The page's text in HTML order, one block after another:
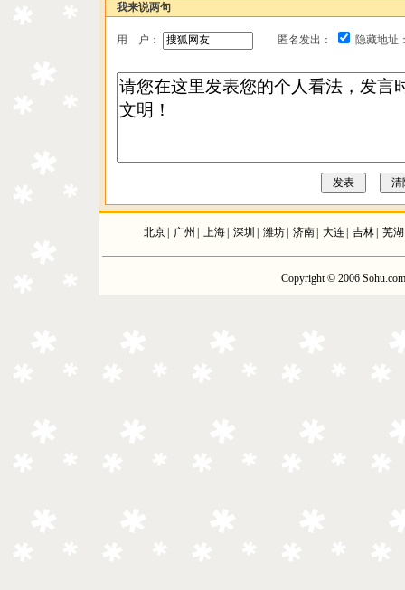
我来说两句
用 户： 匿名发出： 隐藏地址
北京 广州 上海 深圳 潍坊 济南 大连 吉林 芜湖
Copyright © 2006